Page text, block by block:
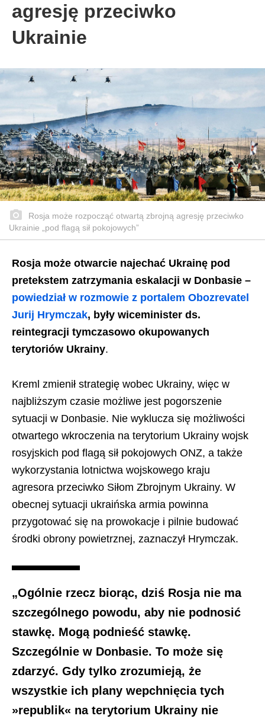
agresję przeciwko
Ukrainie
Rosja może rozpocząć otwartą zbrojną agresję przeciwko
Ukrainie „pod flagą sił pokojowych”
Rosja może otwarcie najechać Ukrainę pod
pretekstem zatrzymania eskalacji w Donbasie –
powiedział w rozmowie z portalem Obozrevatel
Jurij Hrymczak, były wiceminister ds.
reintegracji tymczasowo okupowanych
terytoriów Ukrainy.
Kreml zmienił strategię wobec Ukrainy, więc w
najbliższym czasie możliwe jest pogorszenie
sytuacji w Donbasie. Nie wyklucza się możliwości
otwartego wkroczenia na terytorium Ukrainy wojsk
rosyjskich pod flagą sił pokojowych ONZ, a także
wykorzystania lotnictwa wojskowego kraju
agresora przeciwko Siłom Zbrojnym Ukrainy. W
obecnej sytuacji ukraińska armia powinna
przygotować się na prowokacje i pilnie budować
środki obrony powietrznej, zaznaczył Hrymczak.
„Ogólnie rzecz biorąc, dziś Rosja nie ma
szczególnego powodu, aby nie podnosić
stawkę. Mogą podnieść stawkę.
Szczególnie w Donbasie. To może się
zdarzyć. Gdy tylko zrozumieją, że
wszystkie ich plany wepchnięcia tych
»republik« na terytorium Ukrainy nie